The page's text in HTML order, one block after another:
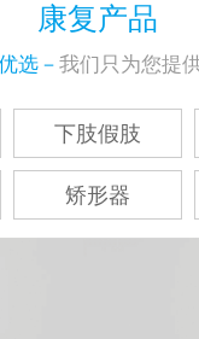
康复产品
选－ 我们只为您提
下肢假肢
矫形器